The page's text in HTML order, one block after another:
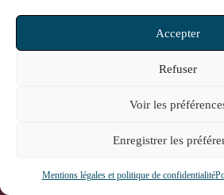
Accepter
Refuser
Voir les
Enregistrer les
Mentions légales et politique de confidentialité